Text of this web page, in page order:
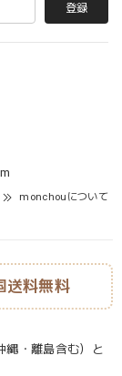
登録
monchouについて
送料無料
縄・離島含む）と